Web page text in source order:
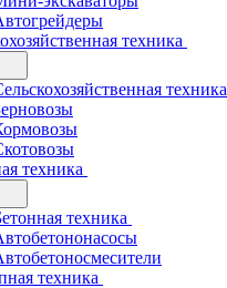
техника
техника
техника
техника
техника